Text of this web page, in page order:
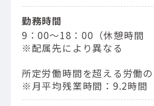
勤務時間
9：00〜18：00（休憩時間
※配属先により異なる
所定労働時間を超える労働
※月平均残業時間：9.2時間